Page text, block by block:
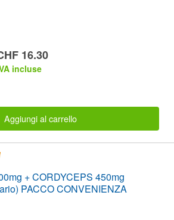
16.30
incluse
Aggiungi al carrello
+ CORDYCEPS 450mg
PACCO CONVENIENZA